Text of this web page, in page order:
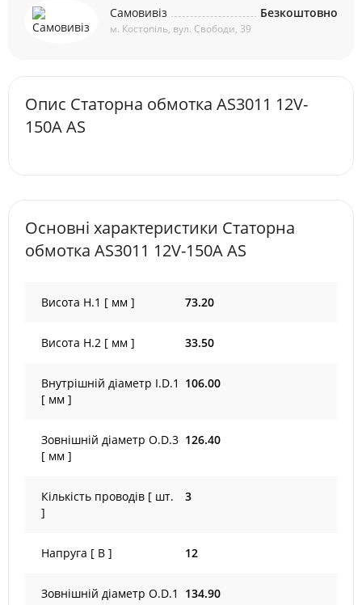
Самовивіз
м. Костопіль, вул. Свободи, 39
Безкоштовно
Опис Статорна обмотка AS3011 12V-
150A AS
Основні характеристики Статорна
обмотка AS3011 12V-150A AS
Висота H.1 [ мм ] 73.20
Висота H.2 [ мм ] 33.50
Внутрішній діаметр I.D.1
[ мм ]
106.00
Зовнішній діаметр O.D.3
[ мм ]
126.40
Кількість проводів [ шт.
]
3
Напруга [ В ] 12
Зовнішній діаметр O.D.1
134.90